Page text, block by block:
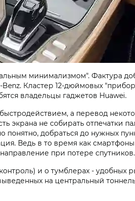
минимализмом". Фактура
Кластер 12-дюймовых
владельцы гаджетов Huawei.
а перевод
экрана не собирать отпечатки
понятно, добраться до нужных
Ведь в то время как
при потере спутников.
и о тумблерах - удобных
на центральный